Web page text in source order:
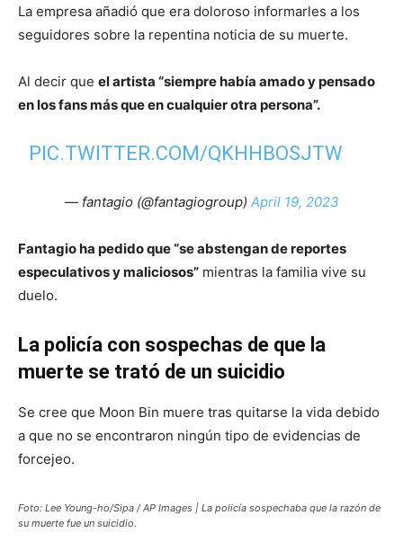
La empresa añadió que era doloroso informarles a los
seguidores sobre la repentina noticia de su muerte.
Al decir que el artista “siempre había amado y pensado
en los fans más que en cualquier otra persona”.
PIC.TWITTER.COM/QKHHBOSJTW
— fantagio (@fantagiogroup) April 19, 2023
Fantagio ha pedido que “se abstengan de reportes
especulativos y maliciosos” mientras la familia vive su
duelo.
La policía con sospechas de que la
muerte se trató de un suicidio
Se cree que Moon Bin muere tras quitarse la vida debido
a que no se encontraron ningún tipo de evidencias de
forcejeo.
Foto: Lee Young-ho/Sipa / AP Images | La policía sospechaba que la razón de
su muerte fue un suicidio.